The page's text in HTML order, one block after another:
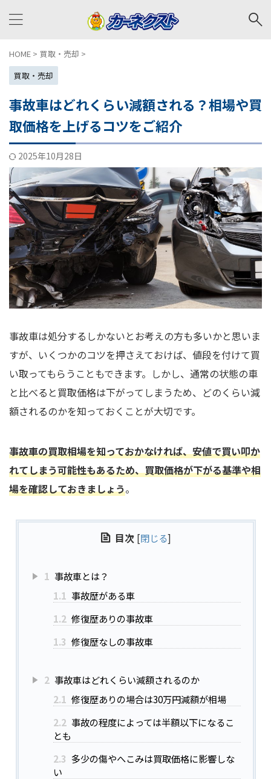
HOME > 買取・売却 >
買取・売却
事故車はどれくらい減額される？相場や買
取価格を上げるコツをご紹介
2025年10月28日
事故車は処分するしかないとお考えの方も多いかと思いま
すが、いくつかのコツを押さえておけば、値段を付けて買
い取ってもらうこともできます。しかし、通常の状態の車
と比べると買取価格は下がってしまうため、どのくらい減
額されるのかを知っておくことが大切です。
事故車の買取相場を知っておかなければ、安値で買い叩か
れてしまう可能性もあるため、買取価格が下がる基準や相
場を確認しておきましょう。
目次 [閉じる]
1 事故車とは？
1.1 事故歴がある車
1.2 修復歴ありの事故車
1.3 修復歴なしの事故車
2 事故車はどれくらい減額されるのか
2.1 修復歴ありの場合は30万円減額が相場
2.2 事故の程度によっては半額以下になるこ
とも
2.3 多少の傷やへこみは買取価格に影響しな
い